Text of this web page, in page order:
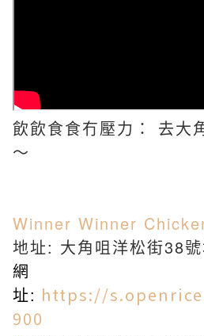
飲飲食食冇壓力： 去大
～
Winner Winner
地址: 大角咀洋松街38
網
址: https://
900